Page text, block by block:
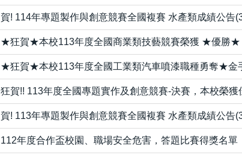
賀! 114年專題製作與創意競賽全國複賽 水產類成績公告
★狂賀★本校113年度全國商業類技藝競賽榮獲 ★優勝★
★狂賀★本校113年度全國工業類汽車噴漆職種勇奪★金
狂賀!! 113年度全國專題實作及創意競賽-決賽，本校榮獲
賀! 113年專題製作與創意競賽全國複賽 水產類成績公告
112年度合作盃校園、職場安全危害，答題比賽得獎名單